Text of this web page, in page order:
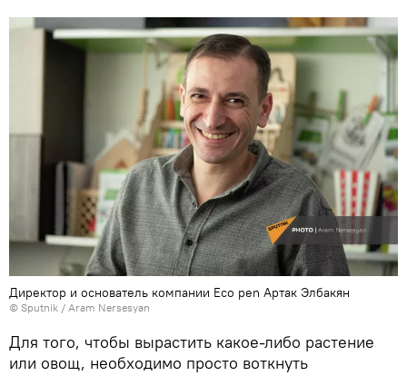
Директор и основатель компании Eco pen Артак Элбакян
© Sputnik / Aram Nersesyan
Для того, чтобы вырастить какое-либо растение
или овощ, необходимо просто воткнуть